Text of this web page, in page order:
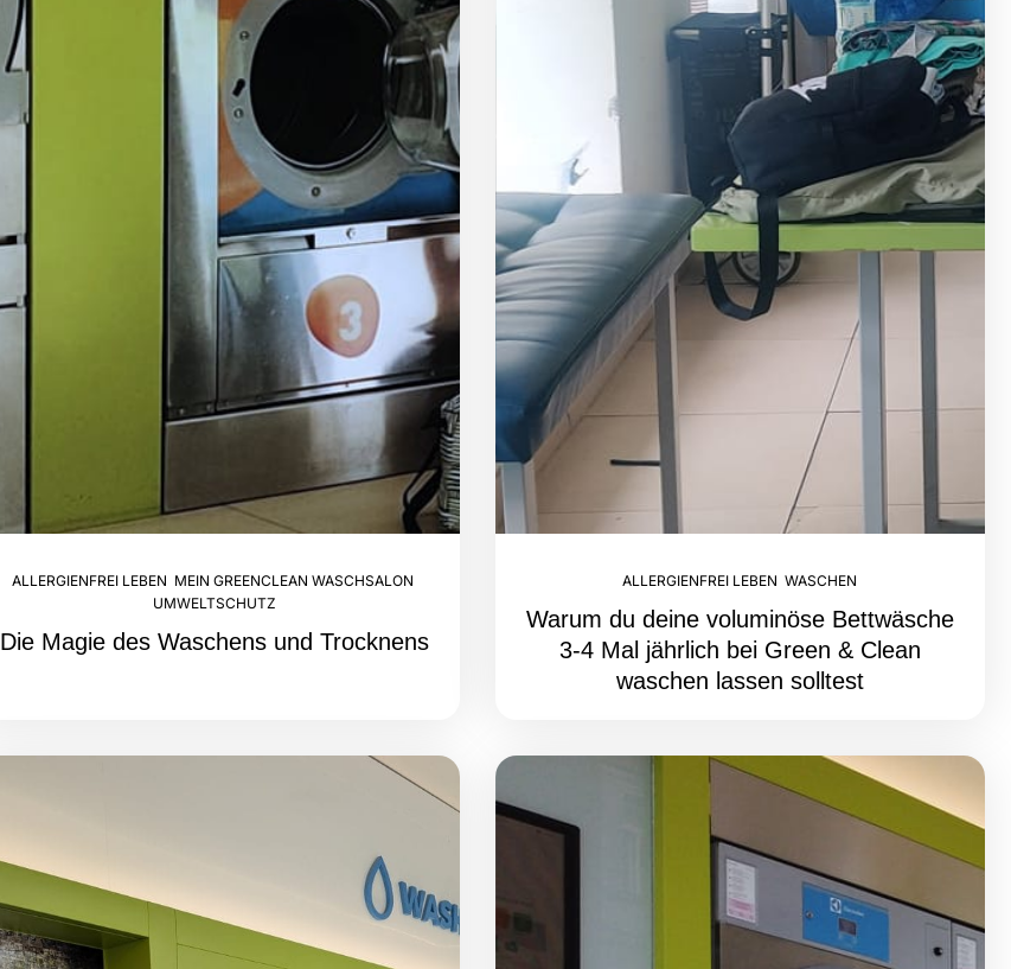
ALLERGIENFREI LEBEN MEIN GREENCLEAN WASCHSALON
UMWELTSCHUTZ
Die Magie des Waschens und Trocknens
ALLERGIENFREI LEBEN ,WASCHEN
Warum du deine voluminöse Bettwäsche
3-4 Mal jährlich bei Green & Clean
waschen lassen solltest